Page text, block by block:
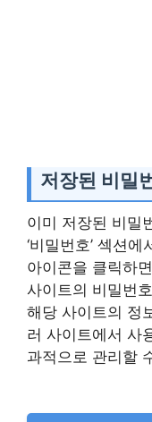
저장된 비밀
이미 저장된 비밀
‘비밀번호’ 섹션
아이콘을 클릭하
사이트의 비밀번
해당 사이트의 정
러 사이트에서 사
과적으로 관리할